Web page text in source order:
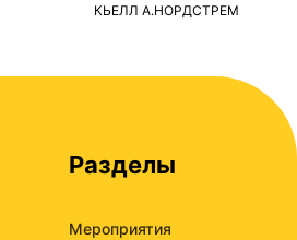
КЬЕЛЛ А.НОРДСТРЕМ
Разделы
Мероприятия